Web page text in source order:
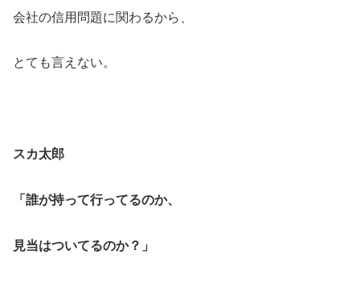
会社の信用問題に関わるから、
とても言えない。
スカ太郎
「誰が持って行ってるのか、
見当はついてるのか？」